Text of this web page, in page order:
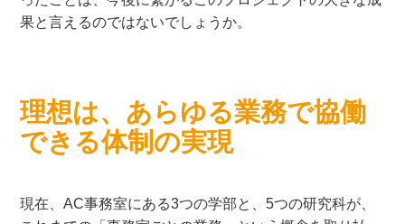
果と言えるのではないでしょうか。
理想は、あらゆる業務で協働
できる体制の実現
現在、AC事務室にある3つの学部と、5つの研究科が、